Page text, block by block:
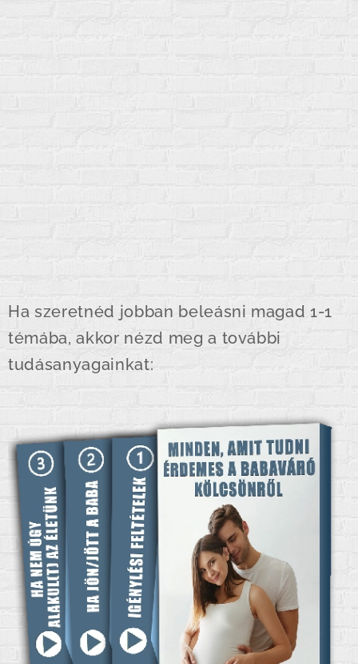
Ha szeretnéd jobban beleásni magad 1-1
témába, akkor nézd meg a további
tudásanyagainkat: